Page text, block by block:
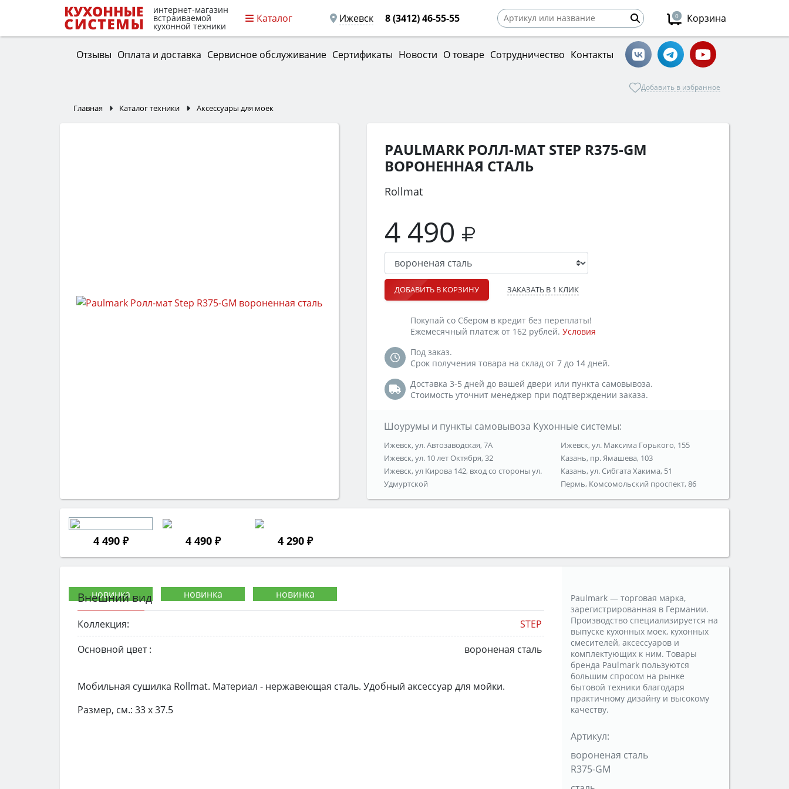
интернет-магазин
встраиваемой
кухонной техники
Каталог Ижевск 8 (3412) 46-55-55 0 Корзина
Отзывы Оплата и доставка Сервисное обслуживание Сертификаты Новости О товаре Сотрудничество Контакты
Добавить в избранное
Главная Каталог техники Аксессуары для моек
4 490 ₽ 4 490 ₽ 4 290 ₽
PAULMARK РОЛЛ-МАТ STEP R375-GM
ВОРОНЕННАЯ СТАЛЬ
Rollmat
4 490
ДОБАВИТЬ В КОРЗИНУ ЗАКАЗАТЬ В 1 КЛИК
Покупай со Сбером в кредит без переплаты!
Ежемесячный платеж от 162 рублей. Условия
Под заказ.
Срок получения товара на склад от 7 до 14 дней.
Доставка 3-5 дней до вашей двери или пункта самовывоза.
Стоимость уточнит менеджер при подтверждении заказа.
Шоурумы и пункты самовывоза Кухонные системы:
Ижевск, ул. Автозаводская, 7А
Ижевск, ул. 10 лет Октября, 32
Ижевск, ул Кирова 142, вход со стороны ул.
Удмуртской
Ижевск, ул. Максима Горького, 155
Казань, пр. Ямашева, 103
Казань, ул. Сибгата Хакима, 51
Пермь, Комсомольский проспект, 86
Внешний вид
Коллекция:
STEP
Основной цвет :
вороненая сталь
Мобильная сушилка Rollmat. Материал - нержавеющая сталь. Удобный аксессуар для мойки.
Размер, см.: 33 х 37.5
Paulmark — торговая марка,
зарегистрированная в Германии.
Производство специализируется на
выпуске кухонных моек, кухонных
смесителей, аксессуаров и
комплектующих к ним. Товары
бренда Paulmark пользуются
большим спросом на рынке
бытовой техники благодаря
практичному дизайну и высокому
качеству.
Артикул:
вороненая сталь
R375-GM